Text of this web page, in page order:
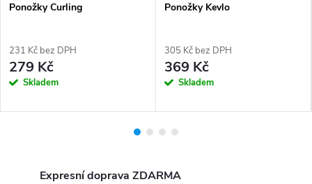
Expresní doprava ZDARMA
Ponožky Curling
231 Kč bez DPH
279 Kč
Skladem
Ponožky Kevlo
305 Kč bez DPH
369 Kč
Skladem